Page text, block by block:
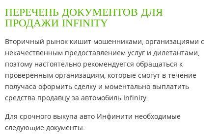
ПЕРЕЧЕНЬ ДОКУМЕНТОВ ДЛЯ
ПРОДАЖИ INFINITY
Вторичный рынок кишит мошенниками, организациями с
некачественным предоставлением услуг и дилетантами,
поэтому настоятельно рекомендуется обращаться к
проверенным организациям, которые смогут в течение
получаса оформить сделку и моментально выплатить
средства продавцу за автомобиль Infinity.
Для срочного выкупа авто Инфинити необходимые
следующие документы: